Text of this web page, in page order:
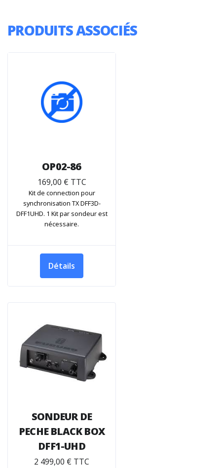
PRODUITS ASSOCIÉS
OP02-86
169,00 € TTC
Kit de connection pour
synchronisation TX DFF3D-
DFF1UHD. 1 Kit par sondeur est
nécessaire.
Détails
SONDEUR DE
PECHE BLACK BOX
DFF1-UHD
2 499,00 € TTC